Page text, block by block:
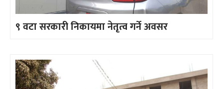
९ वटा सरकारी निकायमा नेतृत्व गर्ने अवसर